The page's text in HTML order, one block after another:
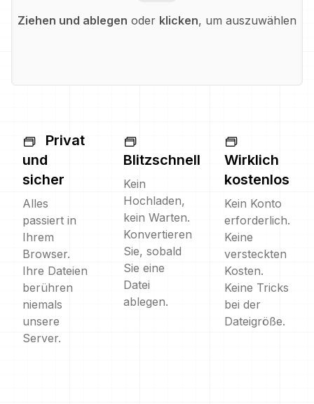
Ziehen und ablegen oder klicken, um auszuwählen
Privat
und
sicher
Alles
passiert in
Ihrem
Browser.
Ihre Dateien
berühren
niemals
unsere
Server.
Blitzschnell
Kein
Hochladen,
kein Warten.
Konvertieren
Sie, sobald
Sie eine
Datei
ablegen.
Wirklich
kostenlos
Kein Konto
erforderlich.
Keine
versteckten
Kosten.
Keine Tricks
bei der
Dateigröße.